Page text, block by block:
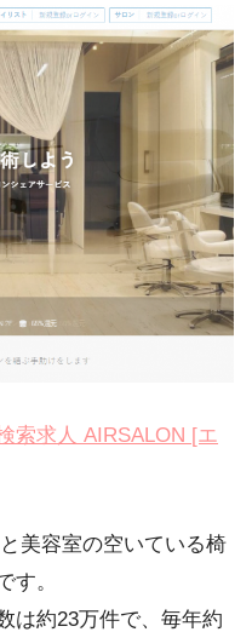
索求人 AIRSALON [エ
美容室の空いている椅
す。
は約23万件で、毎年約